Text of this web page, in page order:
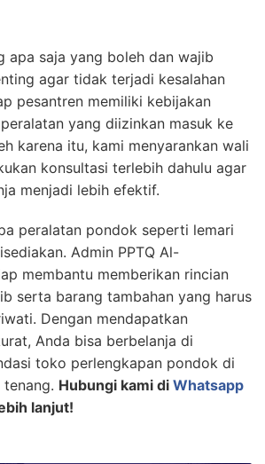
apa saja yang boleh dan wajib
agar tidak terjadi kesalahan
pesantren memiliki kebijakan
yang diizinkan masuk ke
karena itu, kami menyarankan wali
konsultasi terlebih dahulu agar
menjadi lebih efektif.
peralatan pondok seperti lemari
Admin PPTQ Al-
membantu memberikan rincian
serta barang tambahan yang harus
Dengan mendapatkan
Anda bisa berbelanja di
toko perlengkapan pondok di
Hubungi kami di Whatsapp
lanjut!